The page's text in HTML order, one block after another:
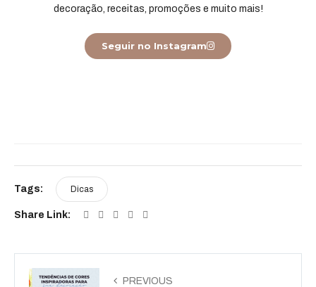
decoração, receitas, promoções e muito mais!
Seguir no Instagram
Tags: Dicas
Share Link:
PREVIOUS